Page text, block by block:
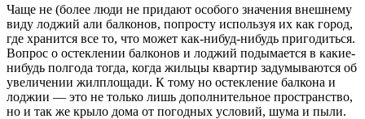
Чаще не (более люди не придают особого значения внешнему
виду лоджий али балконов, попросту используя их как город,
где хранится все то, что может как-нибуд-нибудь пригодиться.
Вопрос о остеклении балконов и лоджий подымается в какие-
нибудь полгода тогда, когда жильцы квартир задумываются об
увеличении жилплощади. К тому но остекление балкона и
лоджии — это не только лишь дополнительное пространство,
но и так же крыло дома от погодных условий, шума и пыли.